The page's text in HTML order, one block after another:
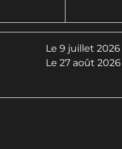
Le 9 juillet 2026
Le 27 août 2026